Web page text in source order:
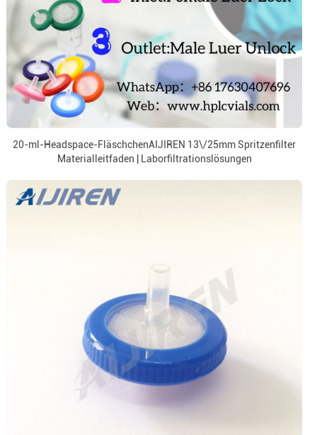
20-ml-Headspace-FläschchenAIJIREN 13\/25mm Spritzenfilter
Materialleitfaden | Laborfiltrationslösungen